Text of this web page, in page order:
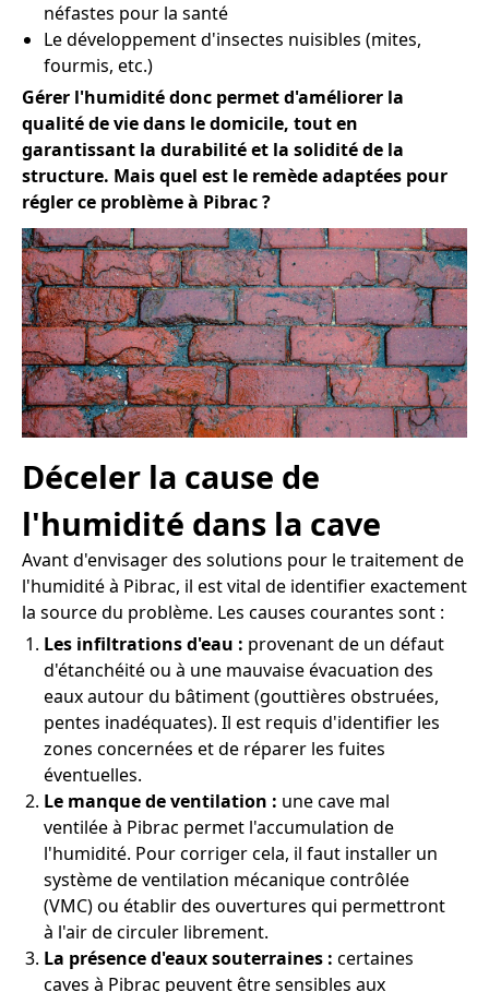
néfastes pour la santé
Le développement d'insectes nuisibles (mites,
fourmis, etc.)
Gérer l'humidité donc permet d'améliorer la
qualité de vie dans le domicile, tout en
garantissant la durabilité et la solidité de la
structure. Mais quel est le remède adaptées pour
régler ce problème à Pibrac ?
Déceler la cause de
l'humidité dans la cave
Avant d'envisager des solutions pour le traitement de
l'humidité à Pibrac, il est vital de identifier exactement
la source du problème. Les causes courantes sont :
Les infiltrations d'eau : provenant de un défaut
d'étanchéité ou à une mauvaise évacuation des
eaux autour du bâtiment (gouttières obstruées,
pentes inadéquates). Il est requis d'identifier les
zones concernées et de réparer les fuites
éventuelles.
Le manque de ventilation : une cave mal
ventilée à Pibrac permet l'accumulation de
l'humidité. Pour corriger cela, il faut installer un
système de ventilation mécanique contrôlée
(VMC) ou établir des ouvertures qui permettront
à l'air de circuler librement.
La présence d'eaux souterraines : certaines
caves à Pibrac peuvent être sensibles aux